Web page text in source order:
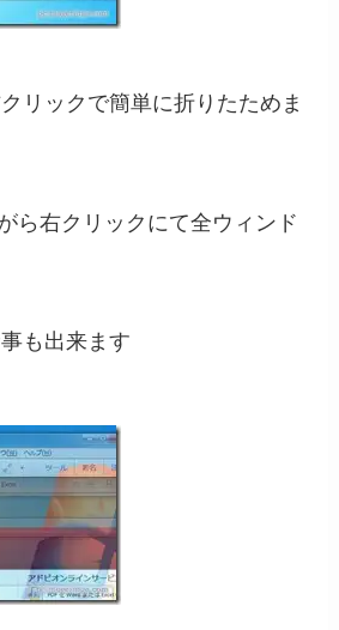
リックで簡単に折りたためま
ら右クリックにて全ウィンド
も出来ます